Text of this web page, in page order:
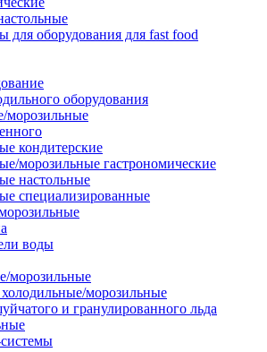
для оборудования для fast food
оборудования
морозильные
кондитерские
морозильные гастрономические
настольные
специализированные
воды
морозильные
морозильные
и гранулированного льда